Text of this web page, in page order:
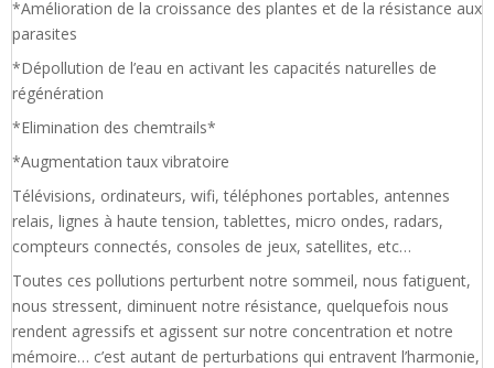
*Amélioration de la croissance des plantes et de la résistance aux
parasites
*Dépollution de l’eau en activant les capacités naturelles de
régénération
*Elimination des chemtrails*
*Augmentation taux vibratoire
Télévisions, ordinateurs, wifi, téléphones portables, antennes
relais, lignes à haute tension, tablettes, micro ondes, radars,
compteurs connectés, consoles de jeux, satellites, etc…
Toutes ces pollutions perturbent notre sommeil, nous fatiguent,
nous stressent, diminuent notre résistance, quelquefois nous
rendent agressifs et agissent sur notre concentration et notre
mémoire… c’est autant de perturbations qui entravent l’harmonie,